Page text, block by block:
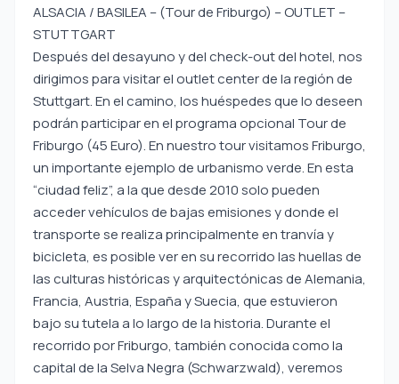
ALSACIA / BASILEA – (Tour de Friburgo) – OUTLET –
STUTTGART
Después del desayuno y del check-out del hotel, nos
dirigimos para visitar el outlet center de la región de
Stuttgart. En el camino, los huéspedes que lo deseen
podrán participar en el programa opcional Tour de
Friburgo (45 Euro). En nuestro tour visitamos Friburgo,
un importante ejemplo de urbanismo verde. En esta
“ciudad feliz”, a la que desde 2010 solo pueden
acceder vehículos de bajas emisiones y donde el
transporte se realiza principalmente en tranvía y
bicicleta, es posible ver en su recorrido las huellas de
las culturas históricas y arquitectónicas de Alemania,
Francia, Austria, España y Suecia, que estuvieron
bajo su tutela a lo largo de la historia. Durante el
recorrido por Friburgo, también conocida como la
capital de la Selva Negra (Schwarzwald), veremos